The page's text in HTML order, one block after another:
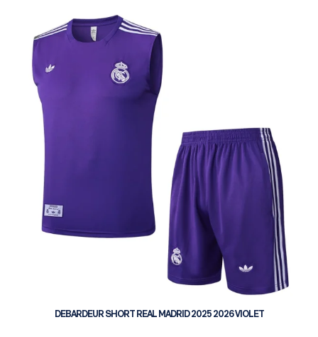
DEBARDEUR SHORT REAL MADRID 2025 2026 VIOLET